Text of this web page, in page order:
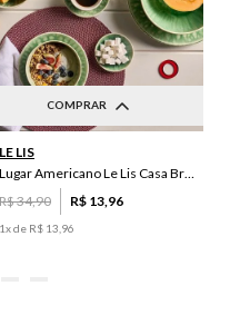
COMPRAR
LE LIS
Lugar Americano Le Lis Casa Brenda
R$34,90 R$ 13 96
1x de R$ 13 96